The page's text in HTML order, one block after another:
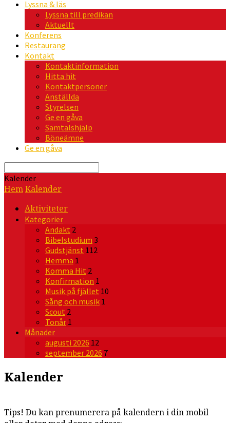
Lyssna & läs
Lyssna till predikan
Aktuellt
Konferens
Restaurang
Kontakt
Kontaktinformation
Hitta hit
Kontaktpersoner
Anställda
Styrelsen
Ge en gåva
Samtalshjälp
Böneämne
Ge en gåva
Sök
Kalender
HemKalender
Aktiviteter
Kategorier
Andakt 2
Bibelstudium 3
Gudstjänst 112
Hemma 1
Komma Hit 2
Konfirmation 1
Musik på fjället 10
Sång och musik 1
Scout 2
Tonår 1
Månader
augusti 2026 12
september 2026 7
Kalender
Tips! Du kan prenumerera på kalendern i din mobil